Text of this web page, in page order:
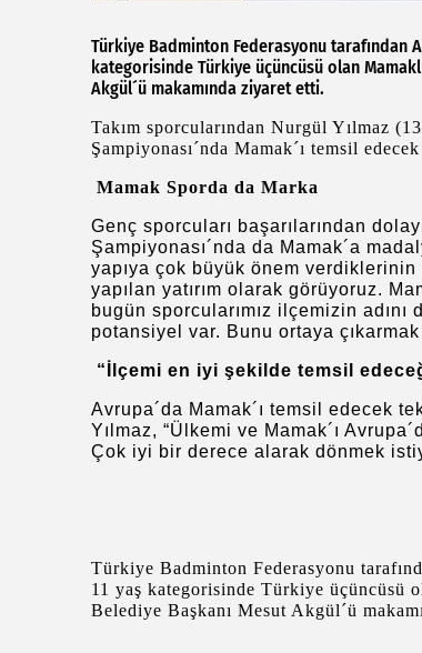
Türkiye Badminton Federasyonu tarafından
kategorisinde Türkiye üçüncüsü olan
Akgül´ü makamında ziyaret etti.
Takım sporcularından Nurgül Yılmaz
Şampiyonası´nda Mamak´ı temsil
Mamak Sporda da Marka
Genç sporcuları başarılarından
Şampiyonası´nda da Mamak´a
yapıya çok büyük önem verdiklerinin
yapılan yatırım olarak görüyoruz.
bugün sporcularımız ilçemizin adını
potansiyel var. Bunu ortaya
“İlçemi en iyi şekilde temsil
Avrupa´da Mamak´ı temsil edecek
Yılmaz, “Ülkemi ve Mamak´ı
Çok iyi bir derece alarak dönmek
Türkiye Badminton Federasyonu
11 yaş kategorisinde Türkiye üçüncüsü
Belediye Başkanı Mesut Akgül´ü